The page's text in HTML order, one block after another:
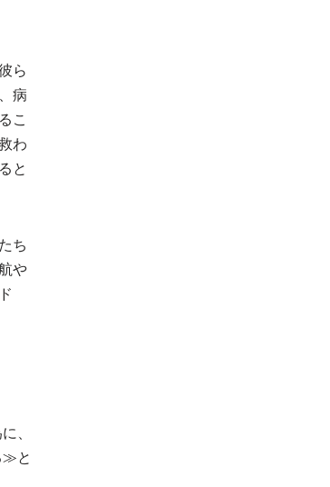
ら
病
こ
わ
と
ち
や
、
≫と